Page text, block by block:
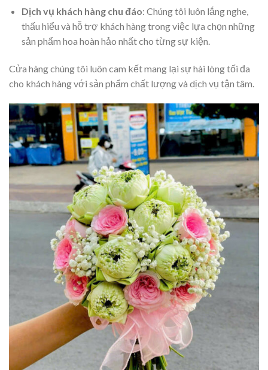
Dịch vụ khách hàng chu đáo: Chúng tôi luôn lắng nghe,
thấu hiểu và hỗ trợ khách hàng trong việc lựa chọn những
sản phẩm hoa hoàn hảo nhất cho từng sự kiện.
Cửa hàng chúng tôi luôn cam kết mang lại sự hài lòng tối đa
cho khách hàng với sản phẩm chất lượng và dịch vụ tận tâm.